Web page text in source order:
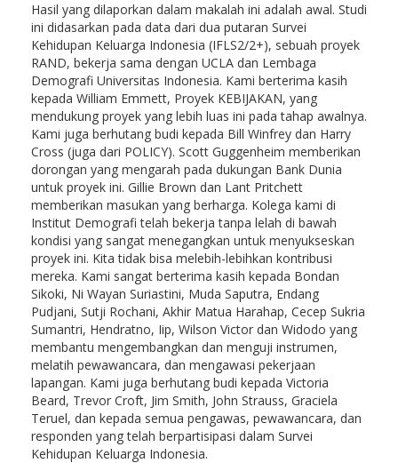
Hasil yang dilaporkan dalam makalah ini adalah awal. Studi
ini didasarkan pada data dari dua putaran Survei
Kehidupan Keluarga Indonesia (IFLS2/2+), sebuah proyek
RAND, bekerja sama dengan UCLA dan Lembaga
Demografi Universitas Indonesia. Kami berterima kasih
kepada William Emmett, Proyek KEBIJAKAN, yang
mendukung proyek yang lebih luas ini pada tahap awalnya.
Kami juga berhutang budi kepada Bill Winfrey dan Harry
Cross (juga dari POLICY). Scott Guggenheim memberikan
dorongan yang mengarah pada dukungan Bank Dunia
untuk proyek ini. Gillie Brown dan Lant Pritchett
memberikan masukan yang berharga. Kolega kami di
Institut Demografi telah bekerja tanpa lelah di bawah
kondisi yang sangat menegangkan untuk menyukseskan
proyek ini. Kita tidak bisa melebih-lebihkan kontribusi
mereka. Kami sangat berterima kasih kepada Bondan
Sikoki, Ni Wayan Suriastini, Muda Saputra, Endang
Pudjani, Sutji Rochani, Akhir Matua Harahap, Cecep Sukria
Sumantri, Hendratno, Iip, Wilson Victor dan Widodo yang
membantu mengembangkan dan menguji instrumen,
melatih pewawancara, dan mengawasi pekerjaan
lapangan. Kami juga berhutang budi kepada Victoria
Beard, Trevor Croft, Jim Smith, John Strauss, Graciela
Teruel, dan kepada semua pengawas, pewawancara, dan
responden yang telah berpartisipasi dalam Survei
Kehidupan Keluarga Indonesia.